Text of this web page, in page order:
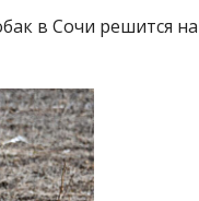
в Сочи решится на